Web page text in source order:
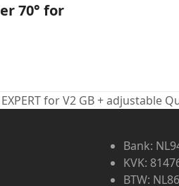
70° for
for V2 GB + adjustable
Bank:
KVK:
BTW: